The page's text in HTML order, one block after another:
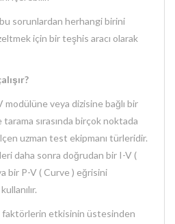
sorunlardan herhangi birini
için bir teşhis aracı olarak
modülüne veya dizisine bağlı bir
sırasında birçok noktada
uzman test ekipmanı türleridir.
daha sonra doğrudan bir I-V (
bir P-V ( Curve ) eğrisini
faktörlerin etkisinin üstesinden